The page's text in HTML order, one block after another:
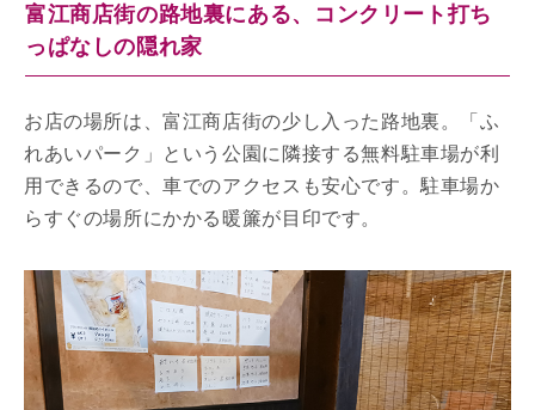
富江商店街の路地裏にある、コンクリート打ち
っぱなしの隠れ家
お店の場所は、富江商店街の少し入った路地裏。「ふ
れあいパーク」という公園に隣接する無料駐車場が利
用できるので、車でのアクセスも安心です。駐車場か
らすぐの場所にかかる暖簾が目印です。